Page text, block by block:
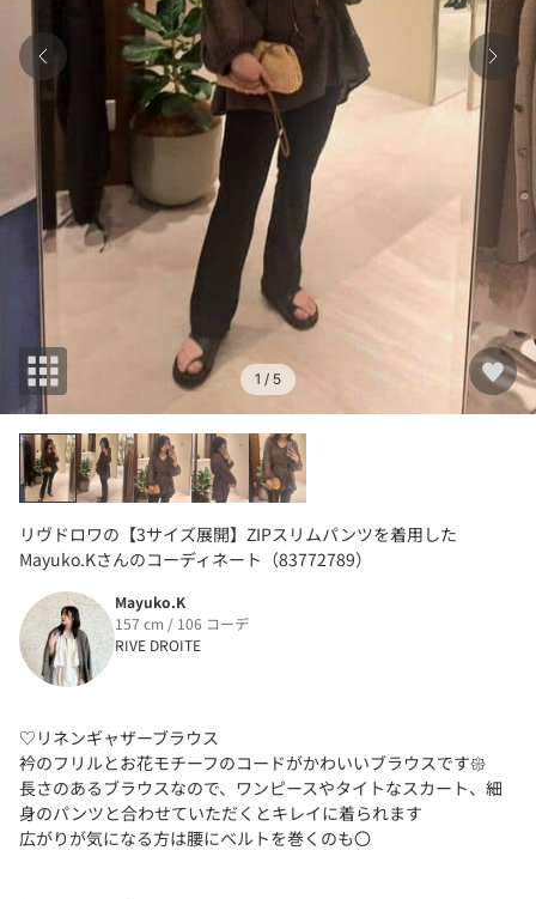
1 / 5
リヴドロワの【3サイズ展開】ZIPスリムパンツを着用した
Mayuko.Kさんのコーディネート（83772789）
Mayuko.K
157 cm / 106 コーデ
RIVE DROITE
♡リネンギャザーブラウス
衿のフリルとお花モチーフのコードがかわいいブラウスです𑁍
長さのあるブラウスなので、ワンピースやタイトなスカート、細
身のパンツと合わせていただくとキレイに着られます
広がりが気になる方は腰にベルトを巻くのも〇